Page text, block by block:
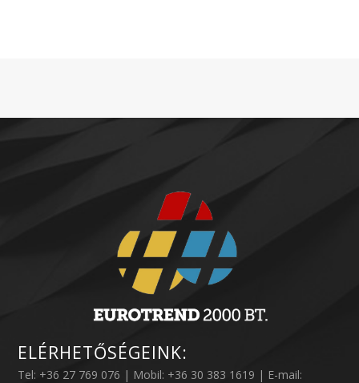
ELÉRHETŐSÉGEINK:
Tel: +36 27 769 076 | Mobil: +36 30 383 1619 | E-mail: